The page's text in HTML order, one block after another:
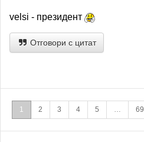
velsi - президент
Отговори с цитат
1 2 3 4 5 … 69